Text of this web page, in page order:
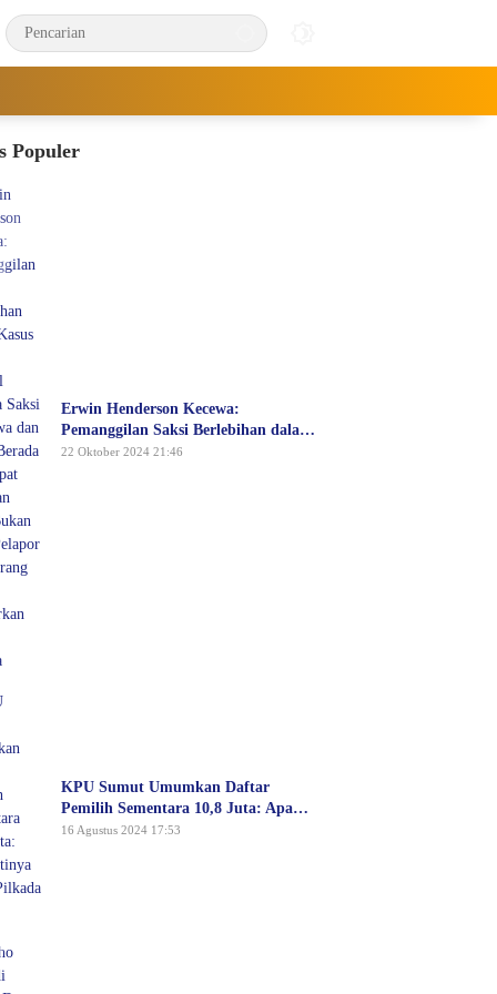
Populer
Erwin Henderson Kecewa:
Pemanggilan Saksi Berlebihan dalam
Kasus KDRT, Padahal Dirinya Saksi
22 Oktober 2024 21:46
KPU Sumut Umumkan Daftar
Pemilih Sementara 10,8 Juta: Apa
Artinya untuk Pilkada 2024?
16 Agustus 2024 17:53